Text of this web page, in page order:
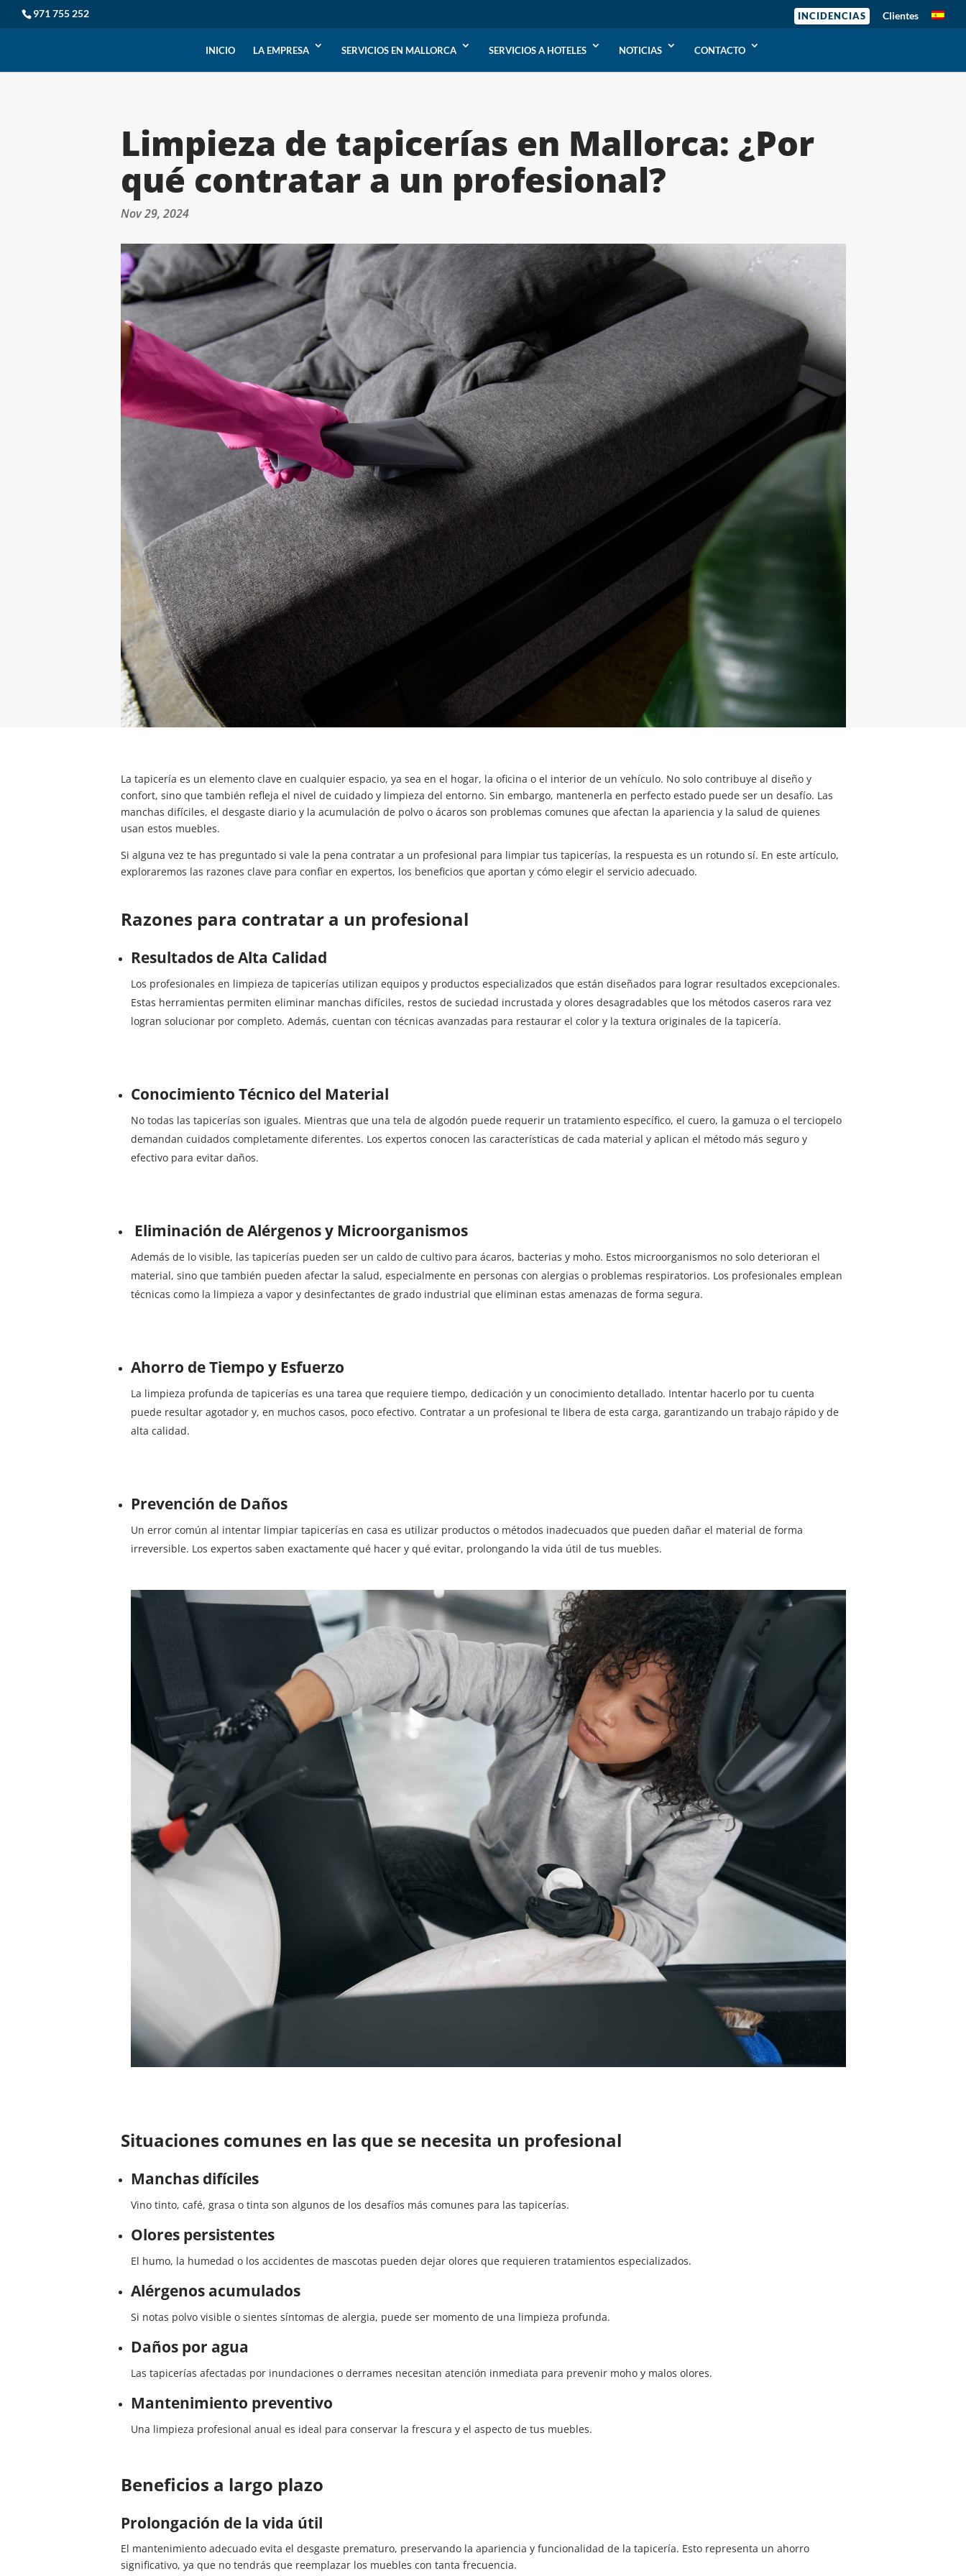
971 755 252 INCIDENCIAS Clientes
INICIO LA EMPRESA SERVICIOS EN MALLORCA SERVICIOS A HOTELES NOTICIAS CONTACTO
Limpieza de tapicerías en Mallorca: ¿Por
qué contratar a un profesional?
Nov 29, 2024
La tapicería es un elemento clave en cualquier espacio, ya sea en el hogar, la oficina o el interior de un vehículo. No solo contribuye al diseño y
confort, sino que también refleja el nivel de cuidado y limpieza del entorno. Sin embargo, mantenerla en perfecto estado puede ser un desafío. Las
manchas difíciles, el desgaste diario y la acumulación de polvo o ácaros son problemas comunes que afectan la apariencia y la salud de quienes
usan estos muebles.
Si alguna vez te has preguntado si vale la pena contratar a un profesional para limpiar tus tapicerías, la respuesta es un rotundo sí. En este artículo,
exploraremos las razones clave para confiar en expertos, los beneficios que aportan y cómo elegir el servicio adecuado.
Razones para contratar a un profesional
Resultados de Alta Calidad
Los profesionales en limpieza de tapicerías utilizan equipos y productos especializados que están diseñados para lograr resultados excepcionales.
Estas herramientas permiten eliminar manchas difíciles, restos de suciedad incrustada y olores desagradables que los métodos caseros rara vez
logran solucionar por completo. Además, cuentan con técnicas avanzadas para restaurar el color y la textura originales de la tapicería.
Conocimiento Técnico del Material
No todas las tapicerías son iguales. Mientras que una tela de algodón puede requerir un tratamiento específico, el cuero, la gamuza o el terciopelo
demandan cuidados completamente diferentes. Los expertos conocen las características de cada material y aplican el método más seguro y
efectivo para evitar daños.
Eliminación de Alérgenos y Microorganismos
Además de lo visible, las tapicerías pueden ser un caldo de cultivo para ácaros, bacterias y moho. Estos microorganismos no solo deterioran el
material, sino que también pueden afectar la salud, especialmente en personas con alergias o problemas respiratorios. Los profesionales emplean
técnicas como la limpieza a vapor y desinfectantes de grado industrial que eliminan estas amenazas de forma segura.
Ahorro de Tiempo y Esfuerzo
La limpieza profunda de tapicerías es una tarea que requiere tiempo, dedicación y un conocimiento detallado. Intentar hacerlo por tu cuenta
puede resultar agotador y, en muchos casos, poco efectivo. Contratar a un profesional te libera de esta carga, garantizando un trabajo rápido y de
alta calidad.
Prevención de Daños
Un error común al intentar limpiar tapicerías en casa es utilizar productos o métodos inadecuados que pueden dañar el material de forma
irreversible. Los expertos saben exactamente qué hacer y qué evitar, prolongando la vida útil de tus muebles.
Situaciones comunes en las que se necesita un profesional
Manchas difíciles
Vino tinto, café, grasa o tinta son algunos de los desafíos más comunes para las tapicerías.
Olores persistentes
El humo, la humedad o los accidentes de mascotas pueden dejar olores que requieren tratamientos especializados.
Alérgenos acumulados
Si notas polvo visible o sientes síntomas de alergia, puede ser momento de una limpieza profunda.
Daños por agua
Las tapicerías afectadas por inundaciones o derrames necesitan atención inmediata para prevenir moho y malos olores.
Mantenimiento preventivo
Una limpieza profesional anual es ideal para conservar la frescura y el aspecto de tus muebles.
Beneficios a largo plazo
Prolongación de la vida útil
El mantenimiento adecuado evita el desgaste prematuro, preservando la apariencia y funcionalidad de la tapicería. Esto representa un ahorro
significativo, ya que no tendrás que reemplazar los muebles con tanta frecuencia.